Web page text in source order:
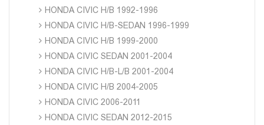
HONDA CIVIC H/B 1992-1996
HONDA CIVIC H/B-SEDAN 1996-1999
HONDA CIVIC H/B 1999-2000
HONDA CIVIC SEDAN 2001-2004
HONDA CIVIC H/B-L/B 2001-2004
HONDA CIVIC H/B 2004-2005
HONDA CIVIC 2006-2011
HONDA CIVIC SEDAN 2012-2015